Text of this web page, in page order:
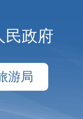
民政府
游局